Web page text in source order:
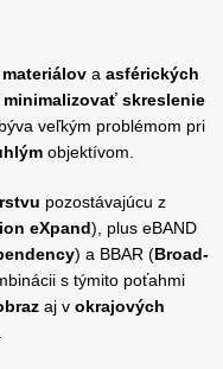
a asférických
minimalizovať skreslenie
veľkým problémom pri
objektívom.
pozostávajúcu z
eXpand), plus eBAND
) a BBAR (Broad-
s týmito poťahmi
aj v okrajových
.